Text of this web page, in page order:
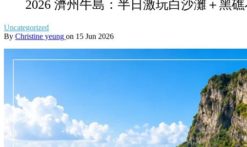
2026 濟州牛島：半日激玩白沙灘＋黑礁
Uncategorized
By Christine yeung on 15 Jun 2026